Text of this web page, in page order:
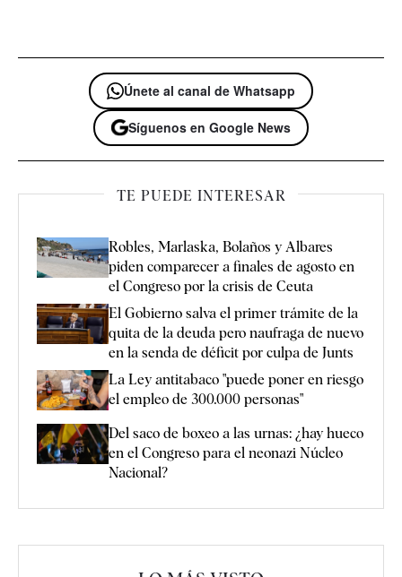
Únete al canal de Whatsapp
Síguenos en Google News
TE PUEDE INTERESAR
Robles, Marlaska, Bolaños y Albares
piden comparecer a finales de agosto en
el Congreso por la crisis de Ceuta
El Gobierno salva el primer trámite de la
quita de la deuda pero naufraga de nuevo
en la senda de déficit por culpa de Junts
La Ley antitabaco "puede poner en riesgo
el empleo de 300.000 personas"
Del saco de boxeo a las urnas: ¿hay hueco
en el Congreso para el neonazi Núcleo
Nacional?